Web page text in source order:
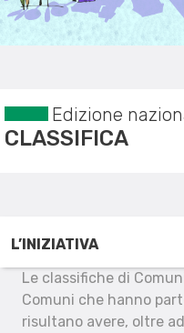
Edizione
CLASSIFICA
L’INIZIATIVA
Le classifiche di
Comuni che hanno
risultano avere, oltre